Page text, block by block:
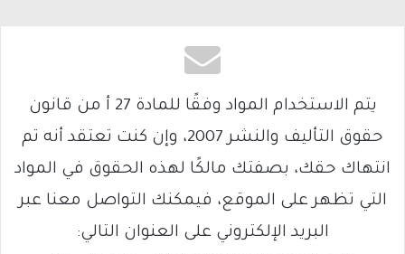
يتم الاستخدام المواد وفقًا للمادة 27 أ من قانون
حقوق التأليف والنشر 2007، وإن كنت تعتقد أنه تم
انتهاك حقك، بصفتك مالكًا لهذه الحقوق في المواد
التي تظهر على الموقع، فيمكنك التواصل معنا عبر
البريد الإلكتروني على العنوان التالي: